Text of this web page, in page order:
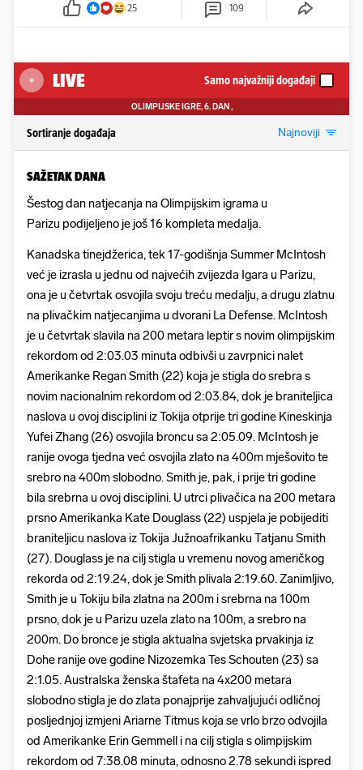
25 109
LIVE Samo najvažniji događaji
OLIMPIJSKE IGRE, 6. DAN ,
Sortiranje događaja Najnoviji
SAŽETAK DANA
Šestog dan natjecanja na Olimpijskim igrama u
Parizu podijeljeno je još 16 kompleta medalja.
Kanadska tinejdžerica, tek 17-godišnja Summer McIntosh
već je izrasla u jednu od najvećih zvijezda Igara u Parizu,
ona je u četvrtak osvojila svoju treću medalju, a drugu zlatnu
na plivačkim natjecanjima u dvorani La Defense. McIntosh
je u četvrtak slavila na 200 metara leptir s novim olimpijskim
rekordom od 2:03.03 minuta odbivši u zavrpnici nalet
Amerikanke Regan Smith (22) koja je stigla do srebra s
novim nacionalnim rekordom od 2:03.84, dok je braniteljica
naslova u ovoj disciplini iz Tokija otprije tri godine Kineskinja
Yufei Zhang (26) osvojila broncu sa 2:05.09. McIntosh je
ranije ovoga tjedna već osvojila zlato na 400m mješovito te
srebro na 400m slobodno. Smith je, pak, i prije tri godine
bila srebrna u ovoj disciplini. U utrci plivačica na 200 metara
prsno Amerikanka Kate Douglass (22) uspjela je pobijediti
braniteljicu naslova iz Tokija Južnoafrikanku Tatjanu Smith
(27). Douglass je na cilj stigla u vremenu novog američkog
rekorda od 2:19.24, dok je Smith plivala 2:19.60. Zanimljivo,
Smith je u Tokiju bila zlatna na 200m i srebrna na 100m
prsno, dok je u Parizu uzela zlato na 100m, a srebro na
200m. Do bronce je stigla aktualna svjetska prvakinja iz
Dohe ranije ove godine Nizozemka Tes Schouten (23) sa
2:1.05. Australska ženska štafeta na 4x200 metara
slobodno stigla je do zlata ponajprije zahvaljujući odličnoj
posljednjoj izmjeni Ariarne Titmus koja se vrlo brzo odvojila
od Amerikanke Erin Gemmell i na cilj stigla s olimpijskim
rekordom od 7:38.08 minuta, odnosno 2.78 sekundi ispred